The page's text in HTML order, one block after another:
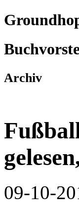
Archiv
09-10-